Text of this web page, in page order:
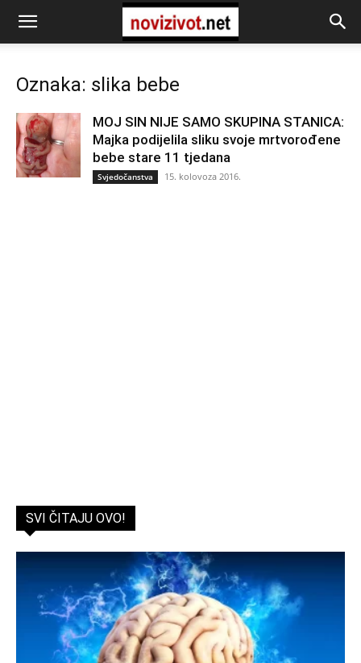
Oznaka: slika bebe
MOJ SIN NIJE SAMO SKUPINA STANICA:
Majka podijelila sliku svoje mrtvorođene
bebe stare 11 tjedana
Svjedočanstva 15. kolovoza 2016.
SVI ČITAJU OVO!